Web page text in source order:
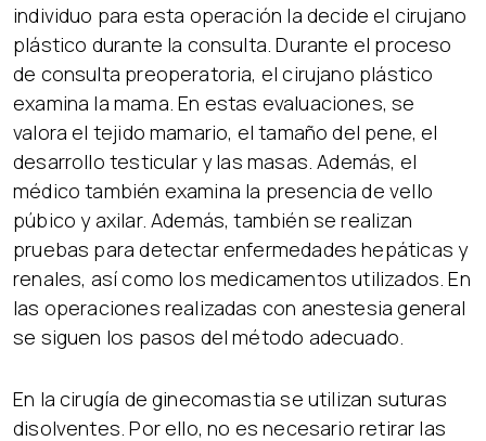
individuo para esta operación la decide el cirujano
plástico durante la consulta. Durante el proceso
de consulta preoperatoria, el cirujano plástico
examina la mama. En estas evaluaciones, se
valora el tejido mamario, el tamaño del pene, el
desarrollo testicular y las masas. Además, el
médico también examina la presencia de vello
púbico y axilar. Además, también se realizan
pruebas para detectar enfermedades hepáticas y
renales, así como los medicamentos utilizados. En
las operaciones realizadas con anestesia general
se siguen los pasos del método adecuado.
En la cirugía de ginecomastia se utilizan suturas
disolventes. Por ello, no es necesario retirar las